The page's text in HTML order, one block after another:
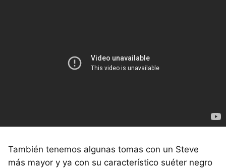
También tenemos algunas tomas con un Steve
más mayor y ya con su característico suéter negro